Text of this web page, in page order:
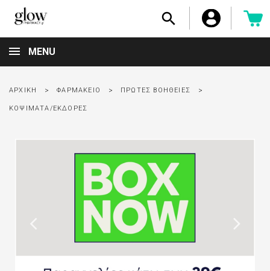

MENU
ΑΡΧΙΚΉ ΦΑΡΜΑΚΕΊΟ ΠΡΏΤΕΣ ΒΟΉΘΕΙΕΣ
ΚΟΨΊΜΑΤΑ/ΕΚΔΟΡΈΣ